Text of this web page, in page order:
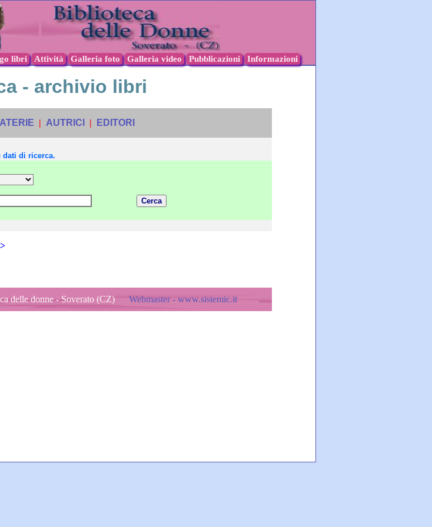
libri Attività Galleria foto Galleria video Pubblicazioni Informazioni
- archivio libri
| AUTRICI | EDITORI
di ricerca.
delle donne - Soverato (CZ) Webmaster - www.sistemic.it